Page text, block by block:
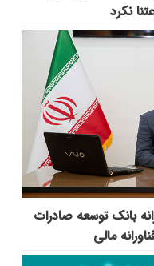
نکرد
بانک توسعه صادرات
مالی